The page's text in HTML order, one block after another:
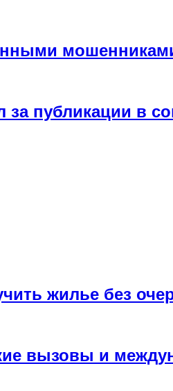
за публикации в
жилье без
вызовы и